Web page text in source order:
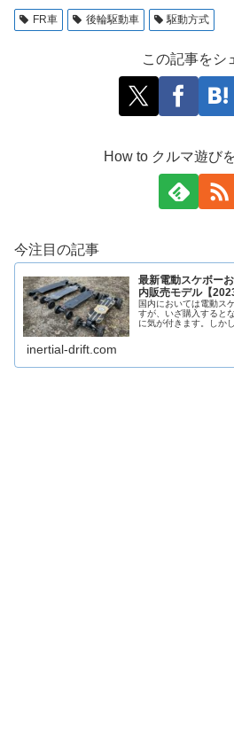
FR車 後輪駆動車 駆動方式
この記事をシ
How to クルマ遊び
今注目の記事
最新電動スケボー
内販売モデル【
国内においては電動ス
すが、いざ購入すると
に気が付きます。しか
inertial-drift.com